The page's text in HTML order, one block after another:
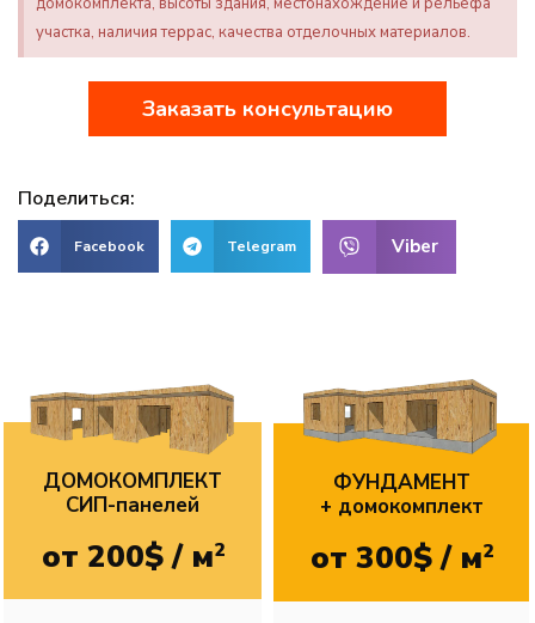
участка, наличия террас, качества отделочных материалов.
Заказать консультацию
Поделиться:
Facebook Telegram Viber
ДОМОКОМПЛЕКТ
CИП-панелей
от 200$ / м2
ФУНДАМЕНТ
+ домокомплект
от 300$ / м2